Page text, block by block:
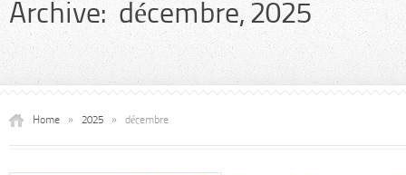
Archive: décembre, 2025
Home » 2025 » décembre